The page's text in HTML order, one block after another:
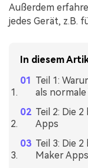
Außerdem
jedes Gerät, z.B.
In diesem
Teil 1:
als normale
Teil 2: Die
Apps
Teil 3: Die
Maker Apps